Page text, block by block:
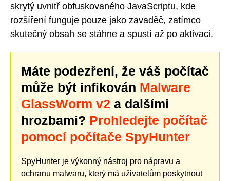
skrytý uvnitř obfuskovaného JavaScriptu, kde
rozšíření funguje pouze jako zavaděč, zatímco
skutečný obsah se stáhne a spustí až po aktivaci.
Máte podezření, že váš počítač
může být infikován Malware
GlassWorm v2 a dalšími
hrozbami? Prohledejte počítač
pomocí počítače SpyHunter
SpyHunter je výkonný nástroj pro nápravu a
ochranu malwaru, který má uživatelům poskytnout